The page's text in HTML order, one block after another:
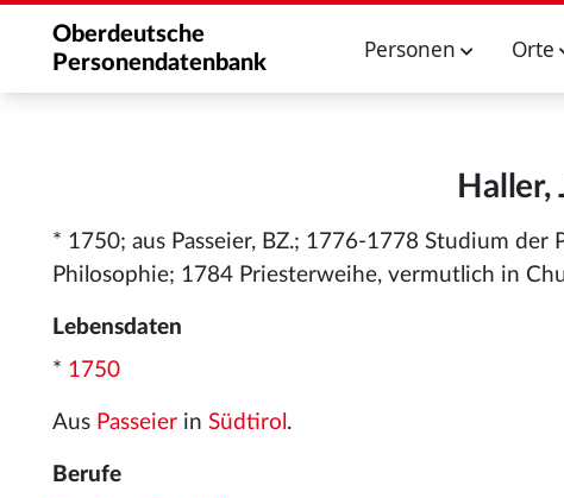
Oberdeutsche
Personendatenbank
Personen Orte
Haller,
* 1750; aus Passeier, BZ.; 1776-1778 Studium
Philosophie; 1784 Priesterweihe, vermutlich in
Lebensdaten
* 1750
Aus Passeier in Südtirol .
Berufe